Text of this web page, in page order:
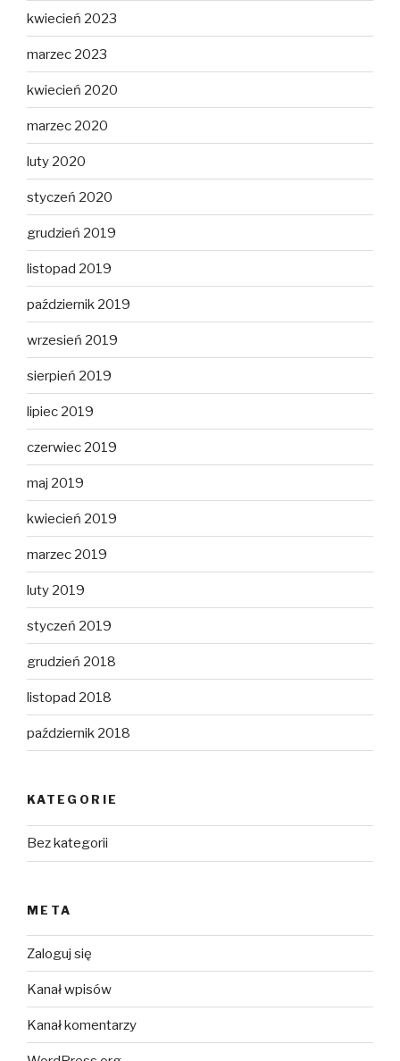
kwiecień 2023
marzec 2023
kwiecień 2020
marzec 2020
luty 2020
styczeń 2020
grudzień 2019
listopad 2019
październik 2019
wrzesień 2019
sierpień 2019
lipiec 2019
czerwiec 2019
maj 2019
kwiecień 2019
marzec 2019
luty 2019
styczeń 2019
grudzień 2018
listopad 2018
październik 2018
KATEGORIE
Bez kategorii
META
Zaloguj się
Kanał wpisów
Kanał komentarzy